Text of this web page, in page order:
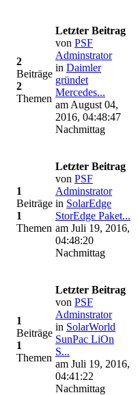
2
Beiträge
2
Themen
Letzter Beitrag
von PSF
Adminstrator
in Daimler
gründet
Mercedes...
am August 04,
2016, 04:48:47
Nachmittag
1
Beiträge
1
Themen
Letzter Beitrag
von PSF
Adminstrator
in SolarEdge
StorEdge Paket...
am Juli 19, 2016,
04:48:20
Nachmittag
1
Beiträge
1
Themen
Letzter Beitrag
von PSF
Adminstrator
in SolarWorld
SunPac LiOn
S...
am Juli 19, 2016,
04:41:22
Nachmittag